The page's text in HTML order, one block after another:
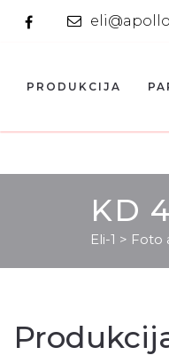
PRODUKCIJA
KD
Eli-1 > Foto